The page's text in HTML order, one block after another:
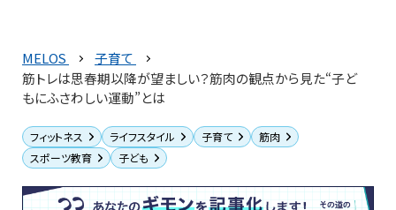
MELOS
子育て
筋トレは思春期以降が望ましい？筋肉の観点から見た“子ど
もにふさわしい運動”とは
フィットネス ライフスタイル 子育て
筋肉
スポーツ教育
子ども